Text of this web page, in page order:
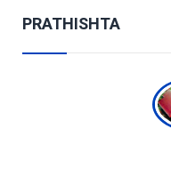
PRATHISHTA